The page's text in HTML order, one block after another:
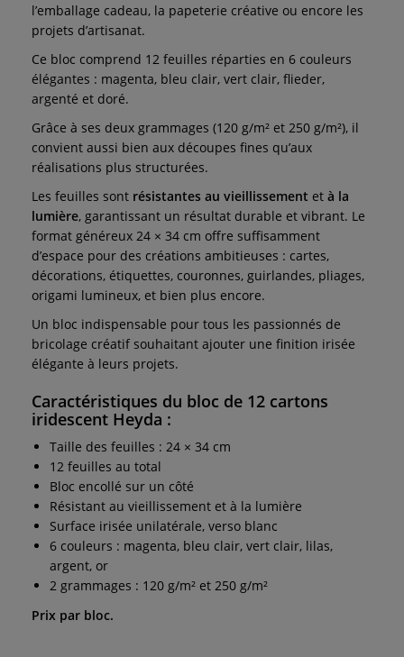
l’emballage cadeau, la papeterie créative ou encore les
projets d’artisanat.
Ce bloc comprend 12 feuilles réparties en 6 couleurs
élégantes : magenta, bleu clair, vert clair, flieder,
argenté et doré.
Grâce à ses deux grammages (120 g/m² et 250 g/m²), il
convient aussi bien aux découpes fines qu’aux
réalisations plus structurées.
Les feuilles sont résistantes au vieillissement et à la
lumière, garantissant un résultat durable et vibrant. Le
format généreux 24 × 34 cm offre suffisamment
d’espace pour des créations ambitieuses : cartes,
décorations, étiquettes, couronnes, guirlandes, pliages,
origami lumineux, et bien plus encore.
Un bloc indispensable pour tous les passionnés de
bricolage créatif souhaitant ajouter une finition irisée
élégante à leurs projets.
Caractéristiques du bloc de 12 cartons
iridescent Heyda :
Taille des feuilles : 24 × 34 cm
12 feuilles au total
Bloc encollé sur un côté
Résistant au vieillissement et à la lumière
Surface irisée unilatérale, verso blanc
6 couleurs : magenta, bleu clair, vert clair, lilas,
argent, or
2 grammages : 120 g/m² et 250 g/m²
Prix par bloc.